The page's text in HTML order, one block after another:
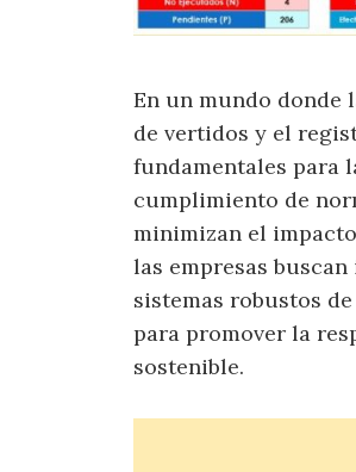
En un mundo
de vertidos y el
fundamentales para
cumplimiento de
minimizan el
las empresas
sistemas robustos
para promover la
sostenible.